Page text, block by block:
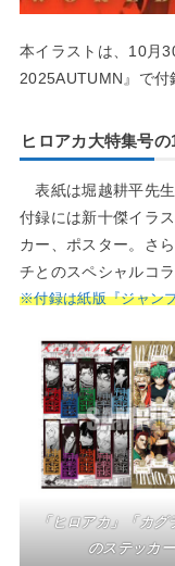
本イラストは、10月
2025AUTUMN』で付
ヒロアカ大特集号
表紙は堀越耕平先
付録には新十傑イラ
カー、ポスター。さ
チとのスペシャルコ
※付録は紙版『ジャン
「ヒロアカ」
「カグ
のステッカー